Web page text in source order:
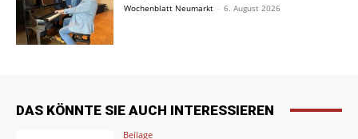
Wochenblatt Neumarkt - 6. August 2026
DAS KÖNNTE SIE AUCH INTERESSIEREN
Beilage